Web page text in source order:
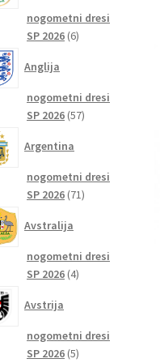
nogometni dresi
SP 2026 66
Anglija
nogometni dresi
SP 2026 5757
Argentina
nogometni dresi
SP 2026 7171
Avstralija
nogometni dresi
SP 2026 44
Avstrija
nogometni dresi
SP 2026 55